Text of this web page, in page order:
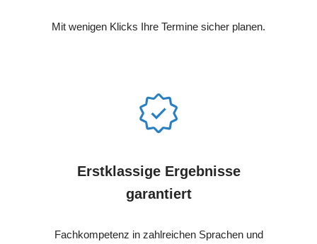
Mit wenigen Klicks Ihre Termine sicher planen.
Erstklassige Ergebnisse
garantiert
Fachkompetenz in zahlreichen Sprachen und